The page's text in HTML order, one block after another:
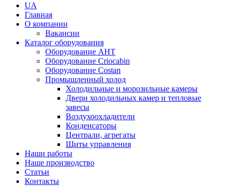
UA
Главная
О компании
Вакансии
Каталог оборудования
Оборудование AHT
Оборудование Criocabin
Оборудование Costan
Промышленный холод
Холодильные и морозильные камеры
Двери холодильных камер и тепловые
завесы
Воздухоохладители
Конденсаторы
Централи, агрегаты
Щиты управления
Наши работы
Наше производство
Статьи
Контакты